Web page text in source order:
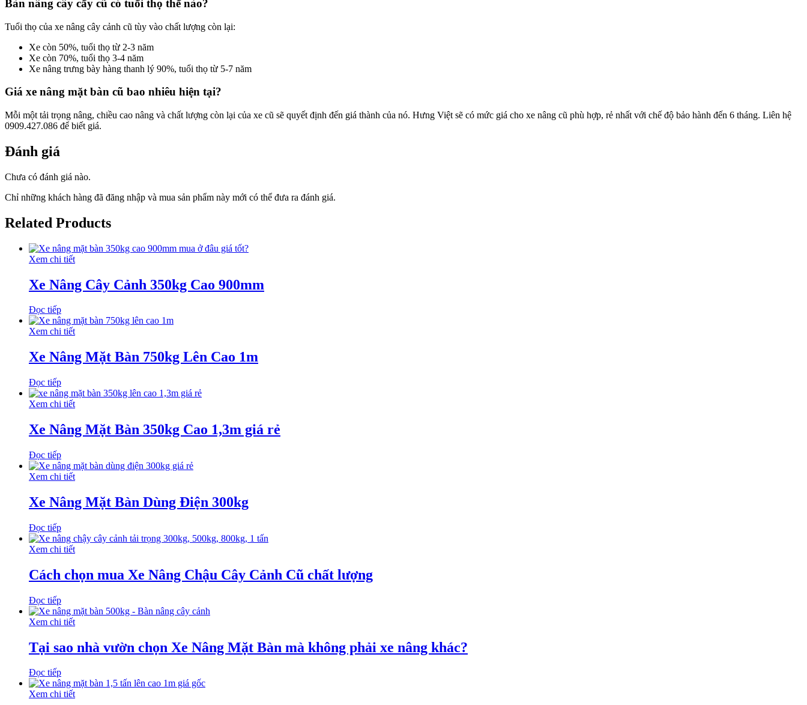
Bàn nâng cây cẩy cũ có tuổi thọ thế nào?
Tuổi thọ của xe nâng cây cảnh cũ tùy vào chất lượng còn lại:
Xe còn 50%, tuổi thọ từ 2-3 năm
Xe còn 70%, tuổi thọ 3-4 năm
Xe nâng trưng bày hàng thanh lý 90%, tuổi thọ từ 5-7 năm
Giá xe nâng mặt bàn cũ bao nhiêu hiện tại?
Mỗi một tải trọng nâng, chiều cao nâng và chất lượng còn lại của xe cũ sẽ quyết định đến giá thành của nó. Hưng Việt sẽ có mức giá cho xe nâng cũ phù hợp, rẻ nhất với chế độ bảo hành đến 6 tháng. Liên hệ
0909.427.086 để biết giá.
Đánh giá
Chưa có đánh giá nào.
Chỉ những khách hàng đã đăng nhập và mua sản phẩm này mới có thể đưa ra đánh giá.
Related Products
Xem chi tiết
Xe Nâng Cây Cảnh 350kg Cao 900mm
Đọc tiếp
Xem chi tiết
Xe Nâng Mặt Bàn 750kg Lên Cao 1m
Đọc tiếp
Xem chi tiết
Xe Nâng Mặt Bàn 350kg Cao 1,3m giá rẻ
Đọc tiếp
Xem chi tiết
Xe Nâng Mặt Bàn Dùng Điện 300kg
Đọc tiếp
Xem chi tiết
Cách chọn mua Xe Nâng Chậu Cây Cảnh Cũ chất lượng
Đọc tiếp
Xem chi tiết
Tại sao nhà vườn chọn Xe Nâng Mặt Bàn mà không phải xe nâng khác?
Đọc tiếp
Xem chi tiết